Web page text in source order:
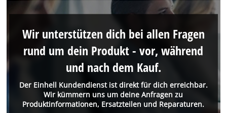
Der Einhell Kundendienst ist direkt für dich erreichbar.
Wir kümmern uns um deine Anfragen zu
Produktinformationen, Ersatzteilen und Reparaturen.
Wir unterstützen dich bei allen Fragen
rund um dein Produkt - vor, während
und nach dem Kauf.